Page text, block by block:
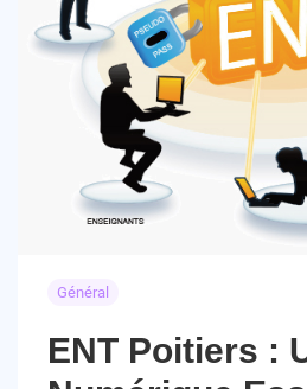
Général
ENT Poitiers :